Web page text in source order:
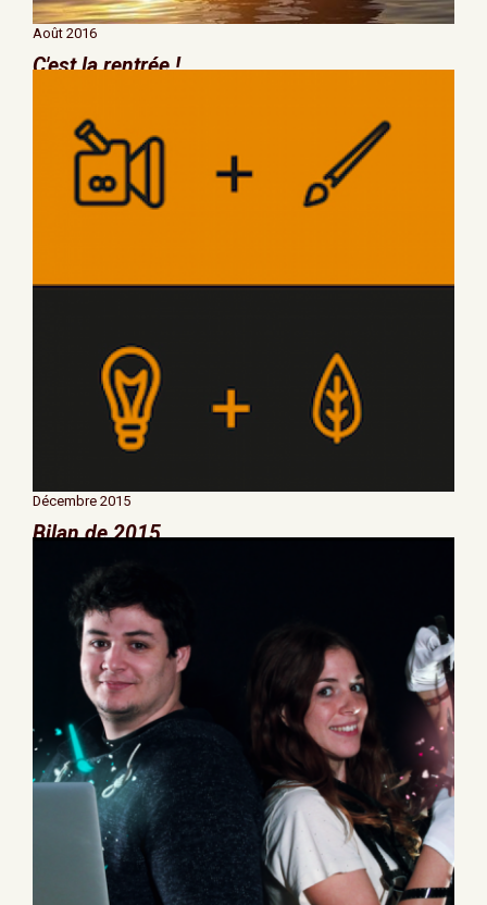
Août 2016
C'est la rentrée !
Décembre 2015
Bilan de 2015